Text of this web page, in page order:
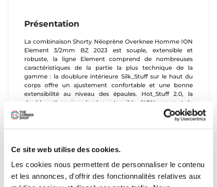
Ce site web utilise des cookies.
Les cookies nous permettent de personnaliser le contenu
et les annonces, d'offrir des fonctionnalités relatives aux
Présentation
La combinaison Shorty Néoprène Overknee Homme ION
Element 3/2mm BZ 2023 est souple, extensible et
robuste, la ligne Element comprend de nombreuses
caractéristiques de la partie la plus technique de la
gamme : la doublure intérieure Silk_Stuff sur le haut du
corps offre un ajustement confortable et une bonne
extensibilité au niveau des épaules. Hot_Stuff 2.0, la
doublure thermique la plus extensible d'ION - permet de
garder la chaleur et améliore la flexibilité ainsi que le
confort. De plus, les coutures critiques ont été renforcées
Caractéristiques
- Néoprène